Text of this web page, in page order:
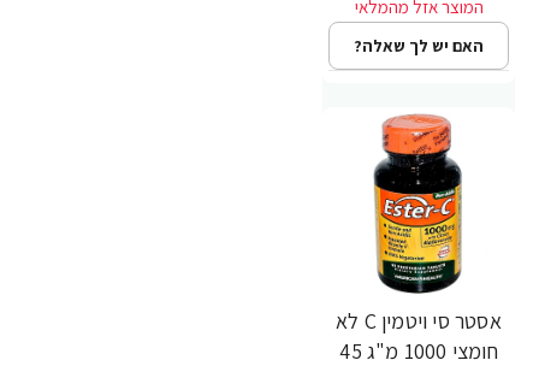
האם יש לך שאלה?
-35%
אסטר סי ויטמין C לא
חומצי 1000 מ"ג 45